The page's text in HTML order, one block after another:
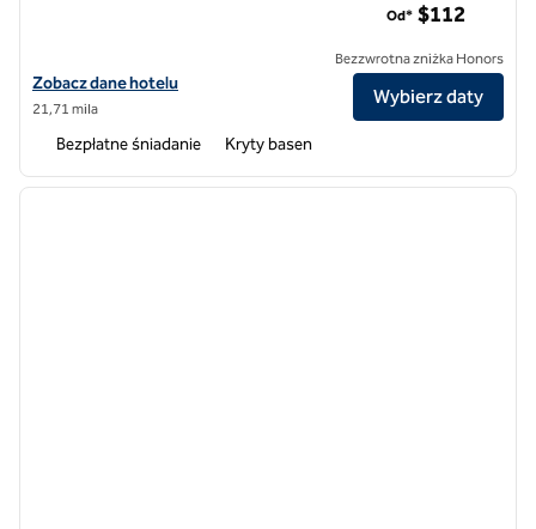
Zobacz szczegóły hotelu Homewood Suites by Hilton Washington
Zobacz dane hotelu
21,71 mila
Od* $112
Bezzwrotna zniżka Honors
Wybierz daty
Bezpłatne śniadanie Kryty basen
1 z 12